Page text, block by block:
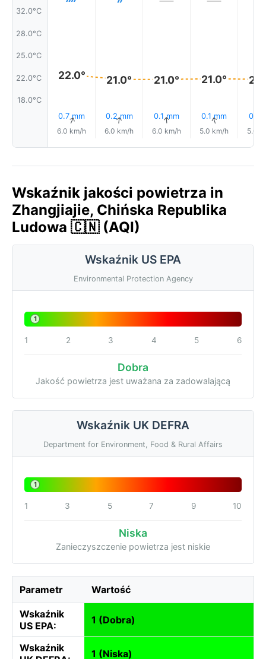
32.0°C
28.0°C
25.0°C
22.0°C
18.0°C
22.0°
0.7 mm
↑
6.0 km/h
21.0°
0.2 mm
↑
6.0 km/h
21.0°
0.1 mm
↑
6.0 km/h
21.0°
0.1 mm
↑
5.0 km/h
0.1
5.0
Wskaźnik jakości powietrza in
Zhangjiajie, Chińska Republika
Ludowa 🇨🇳 (AQI)
Wskaźnik US EPA
Environmental Protection Agency
1
1 2 3 4 5 6
Dobra
Jakość powietrza jest uważana za zadowalającą
Wskaźnik UK DEFRA
Department for Environment, Food & Rural Affairs
1
1 3 5 7 9 10
Niska
Zanieczyszczenie powietrza jest niskie
Parametr Wartość
Wskaźnik
US EPA:
1 (Dobra)
Wskaźnik
1 (Niska)